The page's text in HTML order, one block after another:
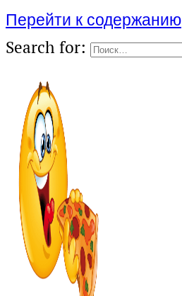
Перейти к содержанию
Search for: